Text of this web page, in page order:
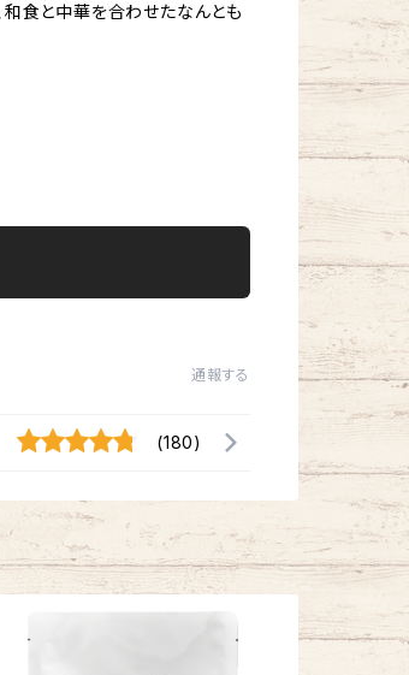
和食と中華を合わせたなんとも
通報する
(180)